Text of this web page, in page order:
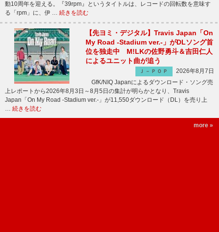
動10周年を迎える。『39rpm』というタイトルは、レコードの回転数を意味す
る「rpm」に、伊 … 続きを読む
【先ヨミ・デジタル】Travis Japan「On
My Road -Stadium ver.-」がDLソング首
位を独走中 M!LKの佐野勇斗＆吉田仁人
によるユニット曲が追う
Ｊ－ＰＯＰ
2026年8月7日
GfK/NIQ Japanによるダウンロード・ソング売
上レポートから2026年8月3日～8月5日の集計が明らかとなり、Travis
Japan「On My Road -Stadium ver.-」が11,550ダウンロード（DL）を売り上
… 続きを読む
more »